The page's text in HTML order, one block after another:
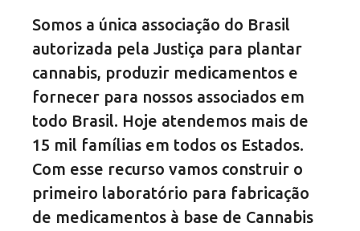
Somos a única associação do Brasil
autorizada pela Justiça para plantar
cannabis, produzir medicamentos e
fornecer para nossos associados em
todo Brasil. Hoje atendemos mais de
15 mil famílias em todos os Estados.
Com esse recurso vamos construir o
primeiro laboratório para fabricação
de medicamentos à base de Cannabis